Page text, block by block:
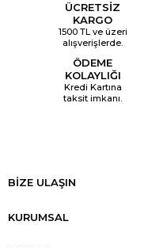
ÜCRETSİZ
KARGO
1500 TL ve üzeri
alışverişlerde.
ÖDEME
KOLAYLIĞI
Kredi Kartına
taksit imkanı.
BİZE ULAŞIN
KURUMSAL